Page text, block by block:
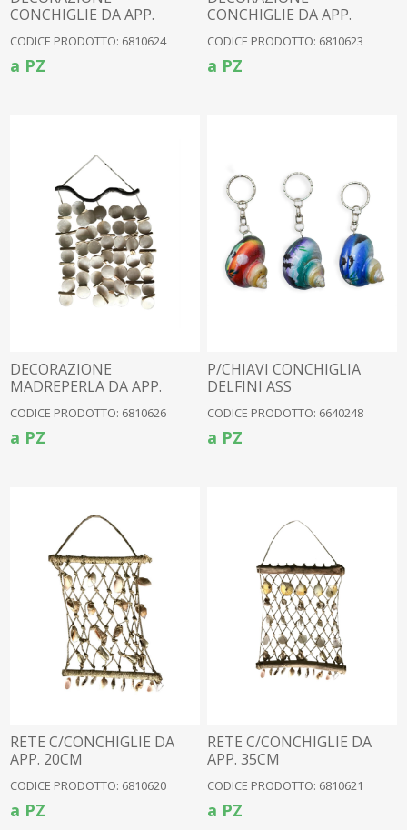
CONCHIGLIE DA APP.
CODICE PRODOTTO: 6810624
a PZ
CONCHIGLIE DA APP.
CODICE PRODOTTO: 6810623
a PZ
DECORAZIONE
MADREPERLA DA APP.
CODICE PRODOTTO: 6810626
a PZ
P/CHIAVI CONCHIGLIA
DELFINI ASS
CODICE PRODOTTO: 6640248
a PZ
RETE C/CONCHIGLIE DA
APP. 20CM
CODICE PRODOTTO: 6810620
a PZ
RETE C/CONCHIGLIE DA
APP. 35CM
CODICE PRODOTTO: 6810621
a PZ